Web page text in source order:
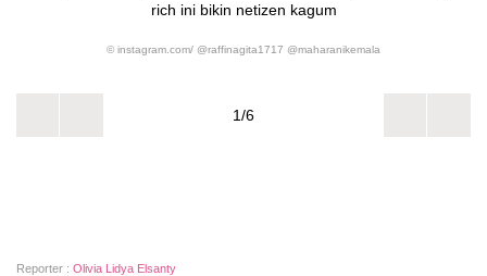
rich ini bikin netizen kagum
© instagram.com/ @raffinagita1717 @maharanikemala
1/6
Reporter : Olivia Lidya Elsanty